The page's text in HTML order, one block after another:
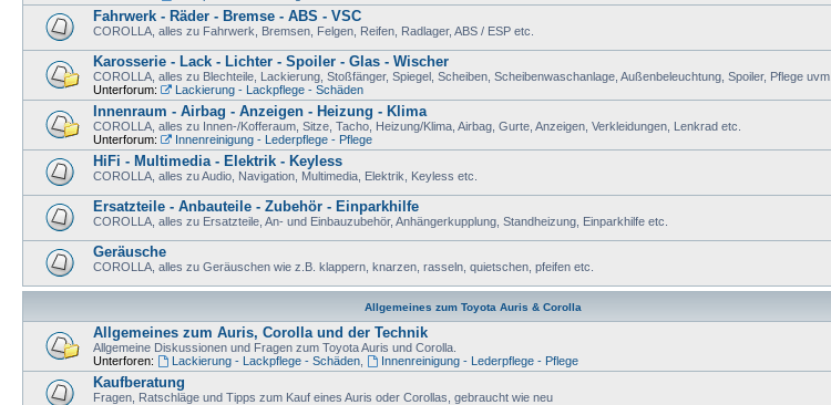
Fahrwerk - Räder - Bremse - ABS - VSC
COROLLA, alles zu Fahrwerk, Bremsen, Felgen, Reifen, Radlager, ABS / ESP etc.
Karosserie - Lack - Lichter - Spoiler - Glas - Wischer
COROLLA, alles zu Blechteile, Lackierung, Stoßfänger, Spiegel, Scheiben, Scheibenwaschanlage, Außenbeleuchtung, Spoiler, Pflege uvm.
Unterforum:
Lackierung - Lackpflege - Schäden
Innenraum - Airbag - Anzeigen - Heizung - Klima
COROLLA, alles zu Innen-/Kofferaum, Sitze, Tacho, Heizung/Klima, Airbag, Gurte, Anzeigen, Verkleidungen, Lenkrad etc.
Unterforum:
Innenreinigung - Lederpflege - Pflege
HiFi - Multimedia - Elektrik - Keyless
COROLLA, alles zu Audio, Navigation, Multimedia, Elektrik, Keyless etc.
Ersatzteile - Anbauteile - Zubehör - Einparkhilfe
COROLLA, alles zu Ersatzteile, An- und Einbauzubehör, Anhängerkupplung, Standheizung, Einparkhilfe etc.
Geräusche
COROLLA, alles zu Geräuschen wie z.B. klappern, knarzen, rasseln, quietschen, pfeifen etc.
Allgemeines zum Toyota Auris & Corolla
Allgemeines zum Auris, Corolla und der Technik
Allgemeine Diskussionen und Fragen zum Toyota Auris und Corolla.
Unterforen:
Lackierung - Lackpflege - Schäden, Innenreinigung - Lederpflege - Pflege
Kaufberatung
Fragen, Ratschläge und Tipps zum Kauf eines Auris oder Corollas, gebraucht wie neu